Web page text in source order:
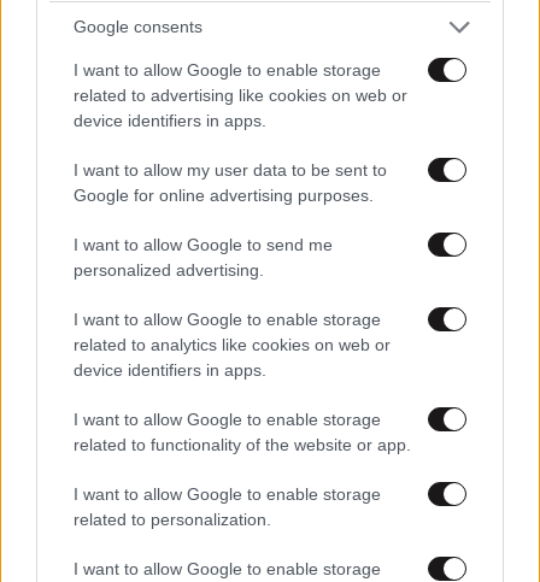
Google consents
I want to allow Google to enable storage
related to advertising like cookies on web or
device identifiers in apps.
I want to allow my user data to be sent to
Google for online advertising purposes.
I want to allow Google to send me
personalized advertising.
I want to allow Google to enable storage
related to analytics like cookies on web or
device identifiers in apps.
I want to allow Google to enable storage
related to functionality of the website or app.
I want to allow Google to enable storage
related to personalization.
I want to allow Google to enable storage
Cashmere Nails: Ένα διακριτικό, μίνιμαλ